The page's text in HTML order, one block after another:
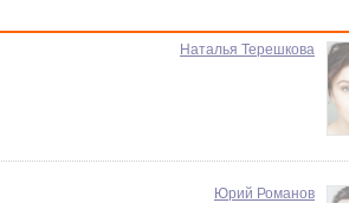
Наталья Терешкова
Юрий Романов